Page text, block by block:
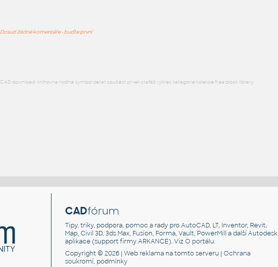
Dosud žádné komentáře - buďte první
CAD download: knihovna rodina symbol detail součást prvek stafáž výkres kategorie kolekce free block library
CADfórum
Tipy, triky, podpora, pomoc a rady pro AutoCAD, LT, Inventor, Revit,
Map, Civil 3D, 3ds Max, Fusion, Forma, Vault, PowerMill a další Autodesk
aplikace (support firmy ARKANCE). VizO portálu.
Copyright © 2026 |Web reklama na tomto serveru |Ochrana
soukromí, podmínky